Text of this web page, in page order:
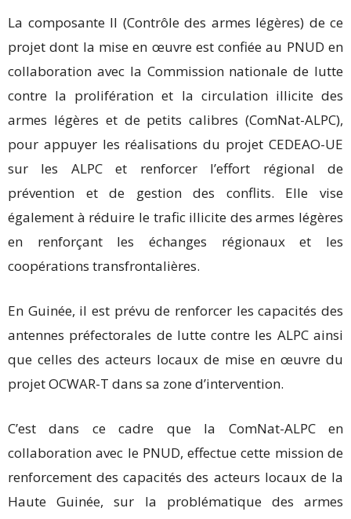
La composante II (Contrôle des armes légères) de ce
projet dont la mise en œuvre est confiée au PNUD en
collaboration avec la Commission nationale de lutte
contre la prolifération et la circulation illicite des
armes légères et de petits calibres (ComNat-ALPC),
pour appuyer les réalisations du projet CEDEAO-UE
sur les ALPC et renforcer l’effort régional de
prévention et de gestion des conflits. Elle vise
également à réduire le trafic illicite des armes légères
en renforçant les échanges régionaux et les
coopérations transfrontalières.
En Guinée, il est prévu de renforcer les capacités des
antennes préfectorales de lutte contre les ALPC ainsi
que celles des acteurs locaux de mise en œuvre du
projet OCWAR-T dans sa zone d’intervention.
C’est dans ce cadre que la ComNat-ALPC en
collaboration avec le PNUD, effectue cette mission de
renforcement des capacités des acteurs locaux de la
Haute Guinée, sur la problématique des armes